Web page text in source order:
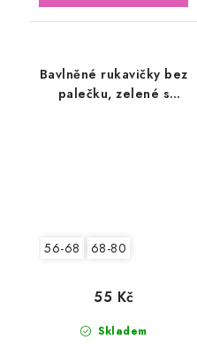
Bavlněné rukavičky bez
palečku, zelené s
56-68 68-80
Skladem
55 Kč